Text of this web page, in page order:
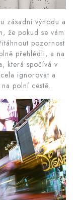
zásadní výhodu a
že pokud se vám
pozornost
přehlédli, a na
která spočívá v
ignorovat a
polní cestě.